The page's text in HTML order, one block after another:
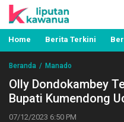
Liputan Kawanua
Berita Manado,
Pemerintahan, Hukum
Home Berita Terkini
Beranda Manado
Olly Dondokambey
Bupati Kumendong
07/12/2023 6:50 PM